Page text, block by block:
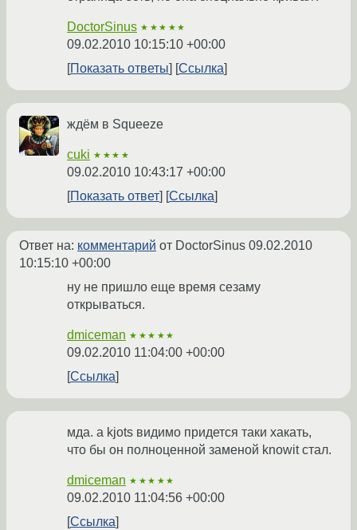
DoctorSinus ★★★★★
09.02.2010 10:15:10 +00:00
Показать ответы
Ссылка
ждём в Squeezе
cuki ★★★★
09.02.2010 10:43:17 +00:00
Показать ответ
Ссылка
Ответ на: комментарий от DoctorSinus 09.02.2010
10:15:10 +00:00
ну не пришло еще время сезаму
открываться.
dmiceman ★★★★★
09.02.2010 11:04:00 +00:00
Ссылка
мда. а kjots видимо придется таки хакать,
что бы он полноценной заменой knowit стал.
dmiceman ★★★★★
09.02.2010 11:04:56 +00:00
Ссылка